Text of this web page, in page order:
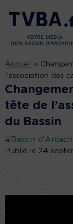
Accueil »
l’association des
tête de
du Bassin
#Bassin
Publié le 24